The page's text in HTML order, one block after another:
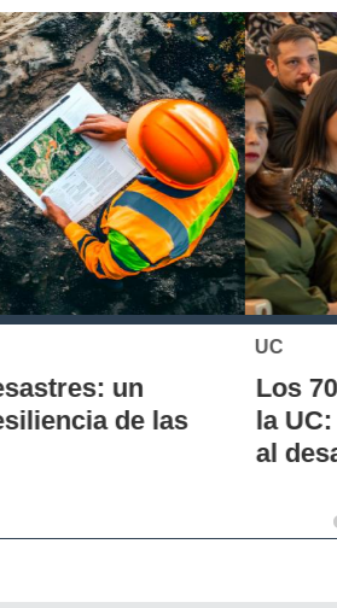
Los 70 años de la
la UC: Conoce su
al desarrollo científico